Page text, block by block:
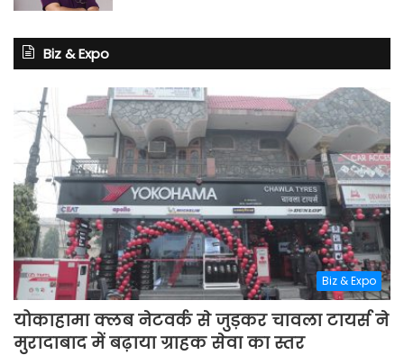
Biz & Expo
Biz & Expo
योकाहामा क्लब नेटवर्क से जुड़कर चावला टायर्स ने
मुरादाबाद में बढ़ाया ग्राहक सेवा का स्तर